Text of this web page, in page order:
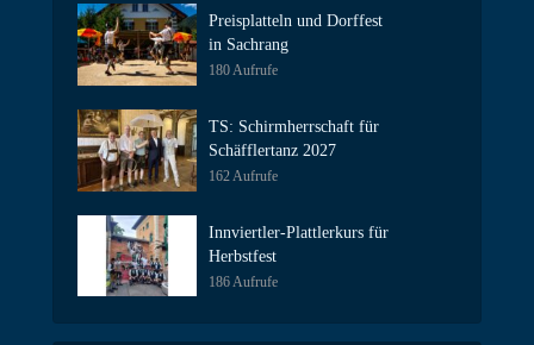
Preisplatteln und Dorffest
in Sachrang
180 Aufrufe
TS: Schirmherrschaft für
Schäfflertanz 2027
162 Aufrufe
Innviertler-Plattlerkurs für
Herbstfest
186 Aufrufe